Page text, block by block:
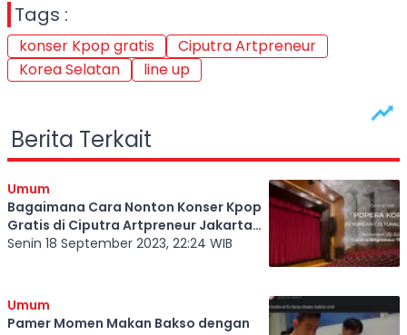
Tags :
konser Kpop gratis
Ciputra Artpreneur
Korea Selatan
line up
Berita Terkait
Umum
Bagaimana Cara Nonton Konser Kpop
Gratis di Ciputra Artpreneur Jakarta
20 September 2023?
Senin 18 September 2023, 22:24 WIB
Umum
Pamer Momen Makan Bakso dengan